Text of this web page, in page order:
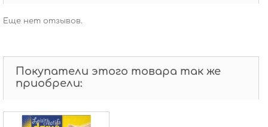
Еще нет отзывов.
Покупатели этого товара так же
приобрели: